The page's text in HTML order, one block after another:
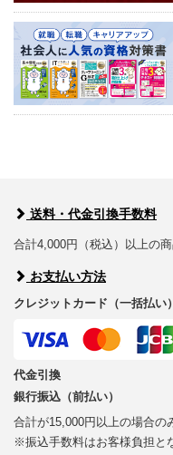
送料・代金引換手数料
合計4,000円（税込）以上の
お支払い方法
クレジットカード（一括払い）
代金引換
銀行振込（前払い）
合計が15,000円以上の場合の
※振込手数料はお客様負担と